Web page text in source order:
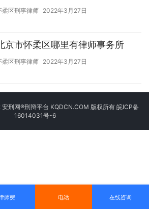
柔区刑事律师 2022年3月27日
京市怀柔区哪里有律师事务所
柔区刑事律师 2022年3月27日
刑网®刑辩平台 KQDCN.COM 版权所有 皖ICP备
16014031号-6
师费 电话 在线咨询